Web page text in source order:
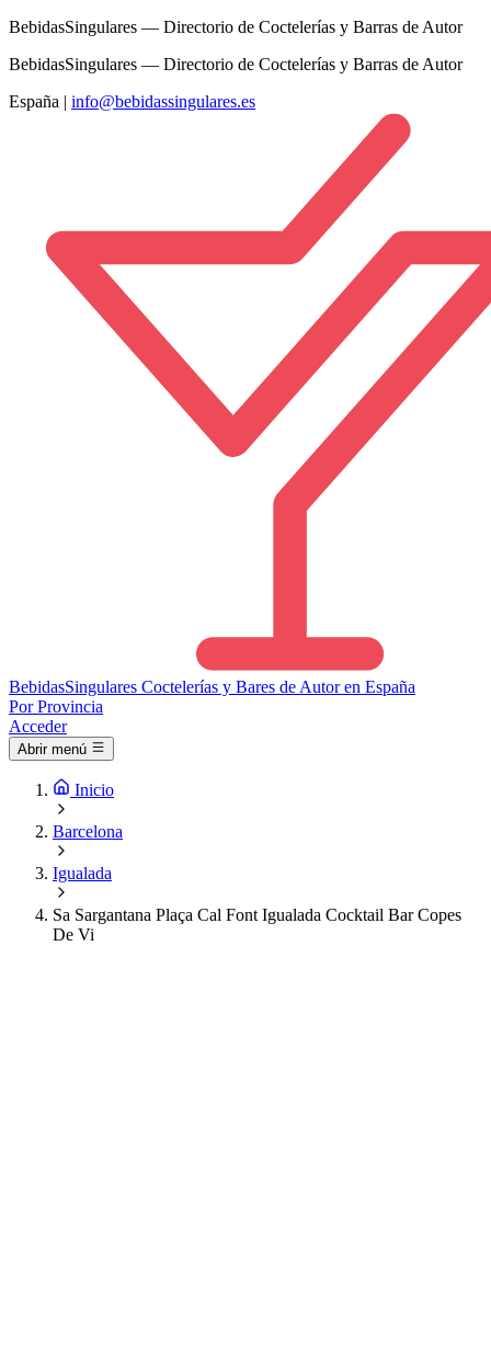
BebidasSingulares — Directorio de Coctelerías y Barras de Autor
BebidasSingulares — Directorio de Coctelerías y Barras de Autor
España | info@bebidassingulares.es
BebidasSingulares Coctelerías y Bares de Autor en España
Por Provincia
Acceder
Abrir menú
Inicio
Barcelona
Igualada
Sa Sargantana Plaça Cal Font Igualada Cocktail Bar Copes
De Vi